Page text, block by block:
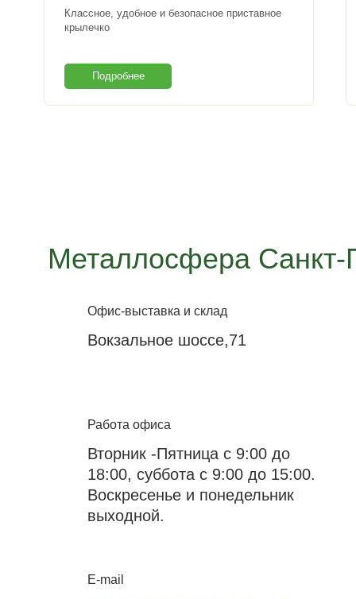
Классное, удобное и безопасное приставное
крылечко
Подробнее
Металлосфера Санкт-
Офис-выставка и склад
Вокзальное шоссе,71
Работа офиса
Вторник -Пятница с 9:00 до
18:00, суббота с 9:00 до 15:00.
Воскресенье и понедельник
выходной.
E-mail